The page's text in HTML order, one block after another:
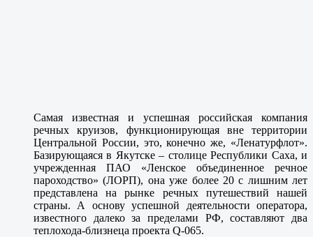
Самая известная и успешная российская компания
речных круизов, функционирующая вне территории
Центральной России, это, конечно же, «Ленатурфлот».
Базирующаяся в Якутске – столице Республики Саха, и
учрежденная ПАО «Ленское объединенное речное
пароходство» (ЛОРП), она уже более 20 с лишним лет
представлена на рынке речных путешествий нашей
страны. А основу успешной деятельности оператора,
известного далеко за пределами РФ, составляют два
теплохода-близнеца проекта Q-065.